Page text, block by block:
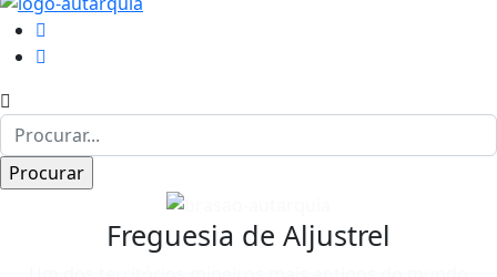
Freguesia de Aljustrel